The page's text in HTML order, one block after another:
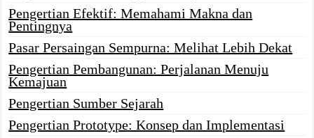
Pengertian Efektif: Memahami Makna dan
Pentingnya
Pasar Persaingan Sempurna: Melihat Lebih Dekat
Pengertian Pembangunan: Perjalanan Menuju
Kemajuan
Pengertian Sumber Sejarah
Pengertian Prototype: Konsep dan Implementasi